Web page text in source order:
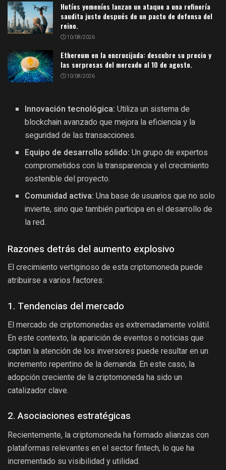
Hutíes yemeníes lanzan un ataque a una refinería
saudita justo después de un pacto de defensa del
reino.
10/08/2026
Ethereum en la encrucijada: descubre su precio y
las sorpresas del mercado al 10 de agosto.
10/08/2026
Innovación tecnológica: Utiliza un sistema de
blockchain avanzado que mejora la eficiencia y la
seguridad de las transacciones.
Equipo de desarrollo sólido: Un grupo de expertos
comprometidos con la transparencia y el crecimiento
sostenible del proyecto.
Comunidad activa: Una base de usuarios que no solo
invierte, sino que también participa en el desarrollo de
la red.
Razones detrás del aumento explosivo
El crecimiento vertiginoso de esta criptomoneda puede
atribuirse a varios factores:
1. Tendencias del mercado
El mercado de criptomonedas es extremadamente volátil.
En este contexto, la aparición de eventos o noticias que
captan la atención de los inversores puede resultar en un
incremento repentino de la demanda. En este caso, la
adopción creciente de la criptomoneda ha sido un
catalizador clave.
2. Asociaciones estratégicas
Recientemente, la criptomoneda ha formado alianzas con
plataformas relevantes en el sector fintech, lo que ha
incrementado su visibilidad y utilidad.